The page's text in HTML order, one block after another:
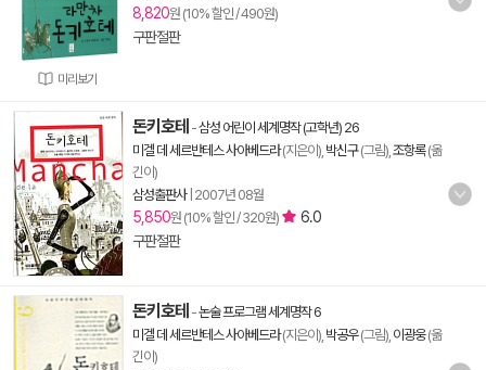
미리보기
8,820원 (10% 할인 / 490원)
구판절판
돈키호테 -삼성 어린이 세계명작 (고학년) 26
미겔 데 세르반테스 사아베드라(지은이), 박신구(그림), 조항록(옮
긴이)
삼성출판사| 2007년 08월
5,850원 (10% 할인 / 320원)
6.0
구판절판
돈키호테 -논술 프로그램 세계명작 6
미겔 데 세르반테스 사아베드라(지은이), 박공우(그림), 이광웅(옮
긴이)